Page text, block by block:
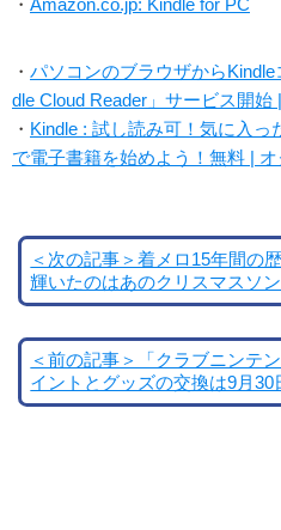
・ Amazon.co.jp: Kindle for PC
・ パソコンのブラウザから
dle Cloud Reader」サービス開始
・ Kindle : 試し読み可！気に入
で電子書籍を始めよう！無料 |
＜次の記事＞着メロ15年間の
輝いたのはあのクリスマスソン
＜前の記事＞「クラブニンテ
イントとグッズの交換は9月30